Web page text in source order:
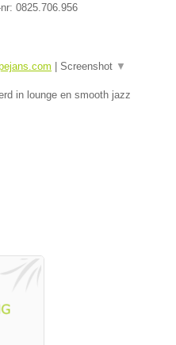
0825.706.956
Screenshot ▼
in lounge en smooth jazz